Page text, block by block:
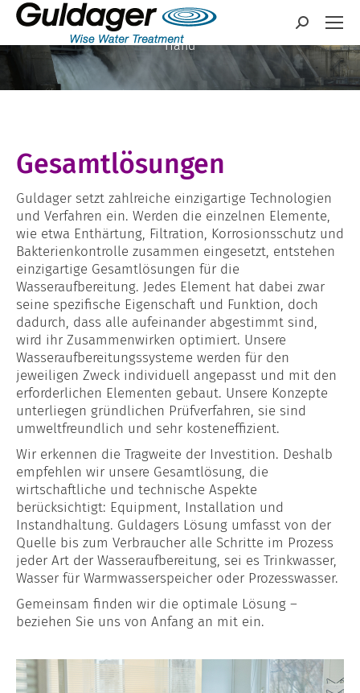
Search:
Lösungen und
Equipment aus einer
Hand
Gesamtlösungen
Guldager setzt zahlreiche einzigartige Technologien
und Verfahren ein. Werden die einzelnen Elemente,
wie etwa Enthärtung, Filtration, Korrosionsschutz und
Bakterienkontrolle zusammen eingesetzt, entstehen
einzigartige Gesamtlösungen für die
Wasseraufbereitung. Jedes Element hat dabei zwar
seine spezifische Eigenschaft und Funktion, doch
dadurch, dass alle aufeinander abgestimmt sind,
wird ihr Zusammenwirken optimiert. Unsere
Wasseraufbereitungssysteme werden für den
jeweiligen Zweck individuell angepasst und mit den
erforderlichen Elementen gebaut. Unsere Konzepte
unterliegen gründlichen Prüfverfahren, sie sind
umweltfreundlich und sehr kosteneffizient.
Wir erkennen die Tragweite der Investition. Deshalb
empfehlen wir unsere Gesamtlösung, die
wirtschaftliche und technische Aspekte
berücksichtigt: Equipment, Installation und
Instandhaltung. Guldagers Lösung umfasst von der
Quelle bis zum Verbraucher alle Schritte im Prozess
jeder Art der Wasseraufbereitung, sei es Trinkwasser,
Wasser für Warmwasserspeicher oder Prozesswasser.
Gemeinsam finden wir die optimale Lösung –
beziehen Sie uns von Anfang an mit ein.